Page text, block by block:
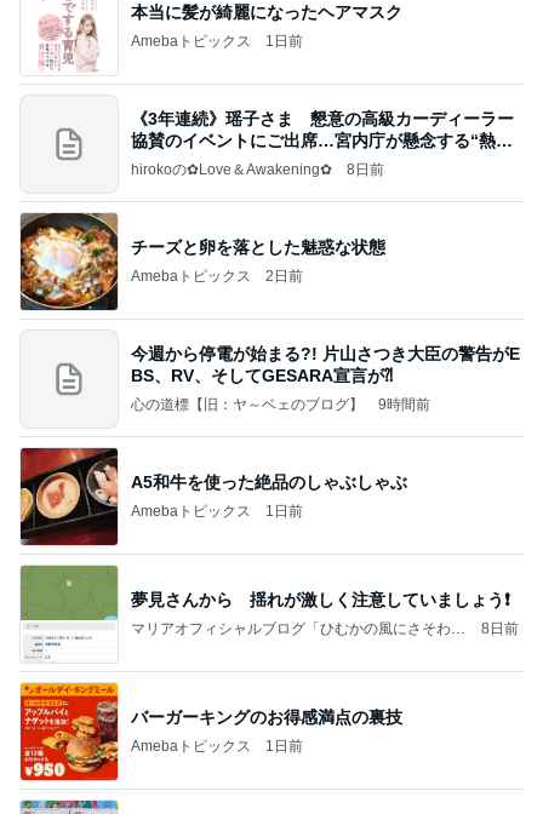
本当に髪が綺麗になったヘアマスク
Amebaトピックス 1日前
《3年連続》瑶子さま 懇意の高級カーディーラー
協賛のイベントにご出席…宮内庁が懸念する“熱心
すぎ
hirokoの✿Love＆Awakening✿ 8日前
チーズと卵を落とした魅惑な状態
Amebaトピックス 2日前
今週から停電が始まる?! 片山さつき大臣の警告がE
BS、RV、そしてGESARA宣言が⁈
心の道標【旧：ヤ～ベェのブログ】 9時間前
A5和牛を使った絶品のしゃぶしゃぶ
Amebaトピックス 1日前
夢見さんから 揺れが激しく注意していましょう❗️
マリアオフィシャルブログ「ひむかの風にさそわれ
8日前
バーガーキングのお得感満点の裏技
Amebaトピックス 1日前